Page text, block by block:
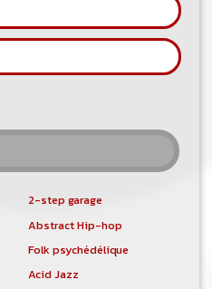
2-step garage
Abstract Hip-hop
Folk psychédélique
Acid Jazz